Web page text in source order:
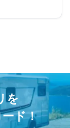
を
ド！